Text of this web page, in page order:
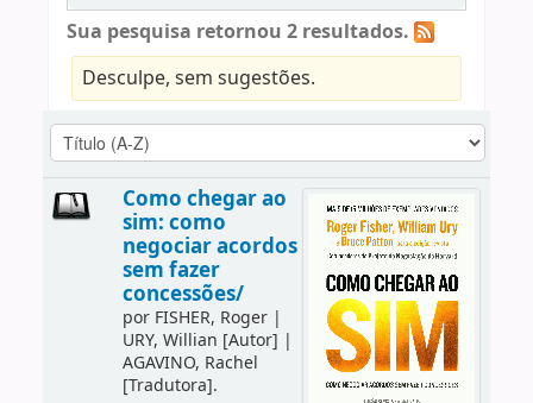
Sua pesquisa retornou 2 resultados.
Desculpe, sem sugestões.
Como chegar ao
sim: como
negociar acordos
sem fazer
concessões/
por FISHER, Roger|
URY, Willian [Autor] |
AGAVINO, Rachel
[Tradutora].